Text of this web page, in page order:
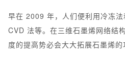
早在 2009 年，人们便利用冷冻
CVD 法等。在三维石墨烯网络结
度的提高势必会大大拓展石墨烯的